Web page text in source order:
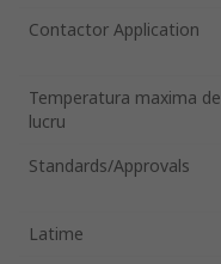
Contactor Application
Temperatura maxima de
lucru
Standards/Approvals
Latime